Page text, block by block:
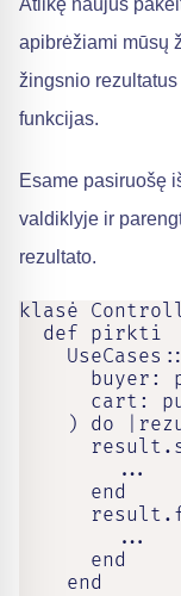
Atlikę naujus
apibrėžiami mūsų
žingsnio
funkcijas.
Esame pasiruošę
valdiklyje ir
rezultato.
klasė
  def pirkti
buyer:
cart:
) do
        ...
      end
        ...
      end
    end